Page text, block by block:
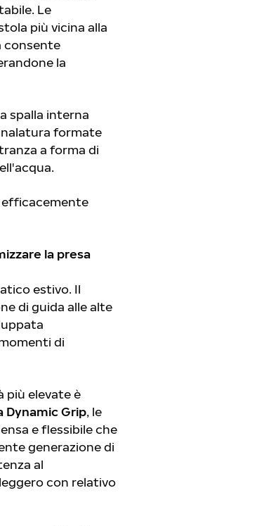
Le
più vicina alla
consente
la
spalla interna
formate
a forma di
la presa
estivo. Il
di guida alle alte
di
più elevate è
Dynamic Grip, le
e flessibile che
generazione di
al
con relativo